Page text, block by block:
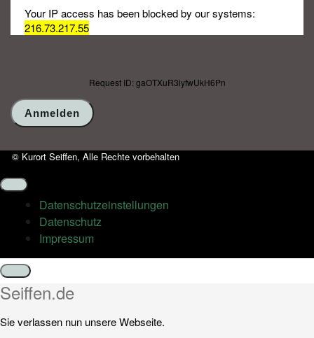
Your IP access has been blocked by our systems:
216.73.217.55
Request ID: gaOTXuR3iyfwUkH6Pn
© Kurort Seiffen, Alle Rechte vorbehalten
Datenschutz­einstellungen
Datenschutz
Impressum
Schließen
Seiffen.de
Sie verlassen nun unsere Webseite.